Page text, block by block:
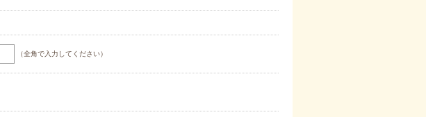
（全角で入力してください）